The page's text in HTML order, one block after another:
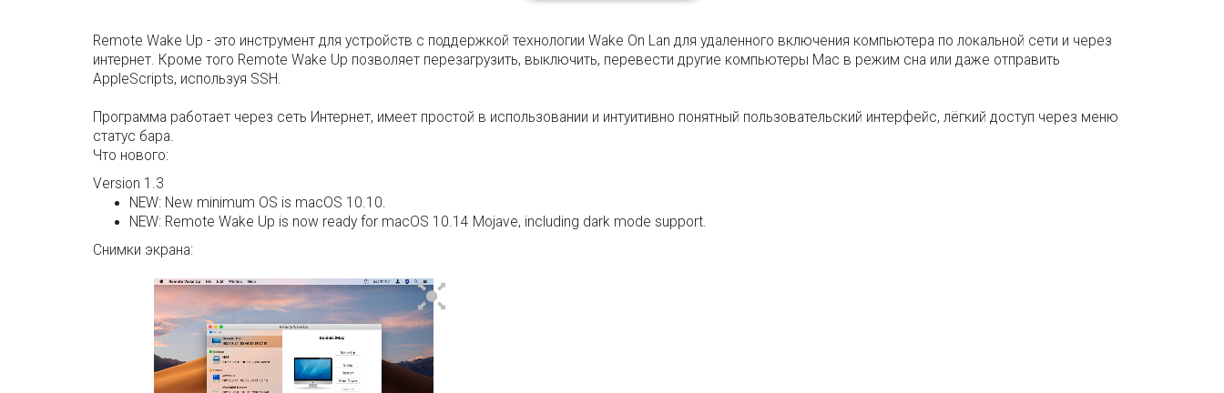
Remote Wake Up - это инструмент для устройств с поддержкой технологии Wake On Lan для удаленного включения компьютера по локальной сети и через
интернет. Кроме того Remote Wake Up позволяет перезагрузить, выключить, перевести другие компьютеры Mac в режим сна или даже отправить
AppleScripts, используя SSH.
Программа работает через сеть Интернет, имеет простой в использовании и интуитивно понятный пользовательский интерфейс, лёгкий доступ через меню
статус бара.
Что нового:
Version 1.3
NEW: New minimum OS is macOS 10.10.
NEW: Remote Wake Up is now ready for macOS 10.14 Mojave, including dark mode support.
Снимки экрана: